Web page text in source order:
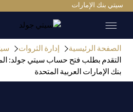
سيتي بنك الإمارات
الصفحة الرئيسية إدارة الثروات
التقدم بطلب فتح حساب سيتي جولد:
بنك الإمارات العربية المتحدة